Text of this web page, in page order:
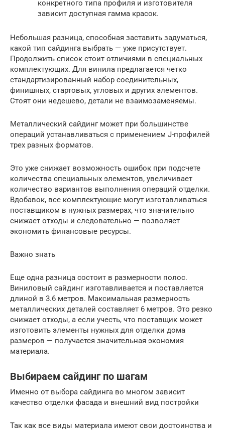
конкретного типа профиля и изготовителя
зависит доступная гамма красок.
Небольшая разница, способная заставить задуматься,
какой тип сайдинга выбрать — уже присутствует.
Продолжить список стоит отличиями в специальных
комплектующих. Для винила предлагается четко
стандартизированный набор соединительных,
финишных, стартовых, угловых и других элементов.
Стоят они недешево, детали не взаимозаменяемы.
Металлический сайдинг может при большинстве
операций устанавливаться с применением J-профилей
трех разных форматов.
Это уже снижает возможность ошибок при подсчете
количества специальных элементов, увеличивает
количество вариантов выполнения операций отделки.
Вдобавок, все комплектующие могут изготавливаться
поставщиком в нужных размерах, что значительно
снижает отходы и следовательно — позволяет
экономить финансовые ресурсы.
Важно знать
Еще одна разница состоит в размерности полос.
Виниловый сайдинг изготавливается и поставляется
длиной в 3.6 метров. Максимальная размерность
металлических деталей составляет 6 метров. Это резко
снижает отходы, а если учесть, что поставщик может
изготовить элементы нужных для отделки дома
размеров — получается значительная экономия
материала.
Выбираем сайдинг по шагам
Именно от выбора сайдинга во многом зависит
качество отделки фасада и внешний вид постройки
Так как все виды материала имеют свои достоинства и